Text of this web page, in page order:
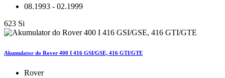
08.1993 - 02.1999
623 Si
Akumulator do Rover 400 I 416 GSI/GSE, 416 GTI/GTE
Rover